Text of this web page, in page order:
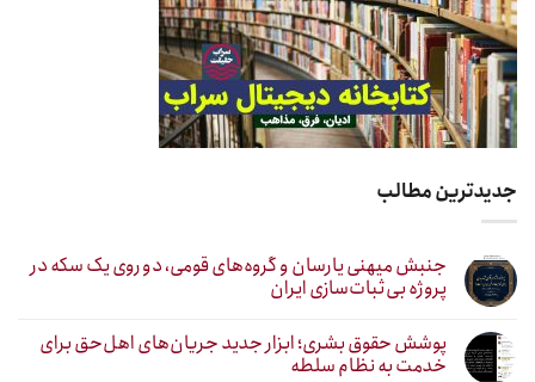
جدیدترین مطالب
جنبش میهنی یارسان و گروه‌های قومی، دو روی یک سکه در
پروژه بی‌ثبات‌سازی ایران
پوشش حقوق بشری؛ ابزار جدید جریان‌های اهل‌حق برای
خدمت به نظام سلطه